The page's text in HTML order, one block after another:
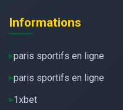
Informations
paris sportifs en ligne
paris sportifs en ligne
1xbet